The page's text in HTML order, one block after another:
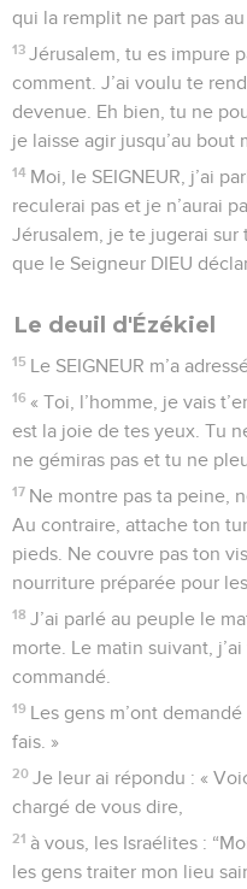
qui la remplit ne part pas au
13 Jérusalem, tu es impure
comment. J’ai voulu te
devenue. Eh bien, tu ne
je laisse agir jusqu’au bout
14 Moi, le SEIGNEUR, j’ai
reculerai pas et je n’aurai
Jérusalem, je te jugerai sur
que le Seigneur DIEU
Le deuil d'Ézékiel
15 Le SEIGNEUR m’a
16 « Toi, l’homme, je vais
est la joie de tes yeux. Tu
ne gémiras pas et tu ne
17 Ne montre pas ta peine,
Au contraire, attache ton
pieds. Ne couvre pas ton
nourriture préparée pour
18 J’ai parlé au peuple le
morte. Le matin suivant,
commandé.
19 Les gens m’ont
fais. »
20 Je leur ai répondu : «
chargé de vous dire,
21 à vous, les Israélites :
les gens traiter mon lieu